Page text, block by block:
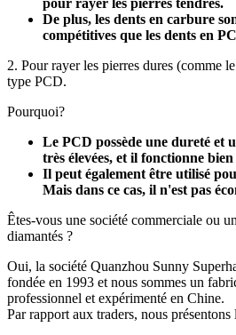
De plus, les dents en carbure
compétitives que les dents en
2. Pour rayer les pierres dures (comme
type PCD.
Pourquoi?
Le PCD possède une dureté et
très élevées, et il fonctionne
Il peut également être utilisé
Mais dans ce cas, il n'est pas
Êtes-vous une société commerciale ou
diamantés ?
Oui, la société Quanzhou Sunny
fondée en 1993 et ​​nous sommes un
professionnel et expérimenté en Chine.
Par rapport aux traders, nous présentons